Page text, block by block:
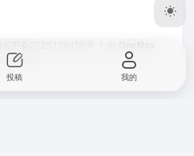
强力驱动
投稿 我的